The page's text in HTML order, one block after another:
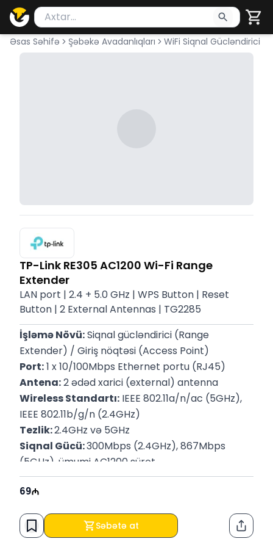
Məhsul axtar
Axtarış üçün ən azı 2 simvol yazın. Göndərmək
Əsas Səhifə Şəbəkə Avadanlıqları WiFi Siqnal Gücləndirici
TP-Link RE305 AC1200 Wi-Fi Range
Extender
LAN port | 2.4 + 5.0 GHz | WPS Button | Reset
Button | 2 External Antennas | TG2285
İşləmə Növü: Siqnal gücləndirici (Range
Extender) / Giriş nöqtəsi (Access Point)
Port: 1 x 10/100Mbps Ethernet portu (RJ45)
Antena: 2 ədəd xarici (external) antenna
Wireless Standartı: IEEE 802.11a/n/ac (5GHz),
IEEE 802.11b/g/n (2.4GHz)
Tezlik: 2.4GHz və 5GHz
Siqnal Gücü: 300Mbps (2.4GHz), 867Mbps
(5GHz), ümumi AC1200 sürət
Ötürmə Gücü: 2.4G < 17dBm, 5G < 17dBm
Zəmanət:
69
Səbətə at